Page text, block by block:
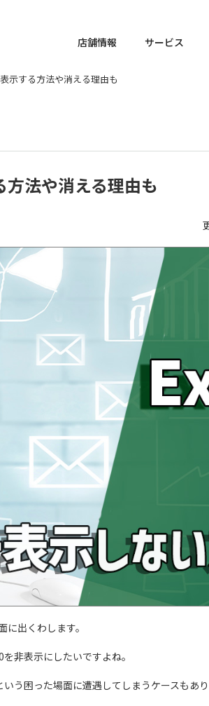
店舗情報 サービス
示する方法や消える理由も
法や消える理由も
出くわします。
非表示にしたいですよね。
う困った場面に遭遇してしまうケースもあり